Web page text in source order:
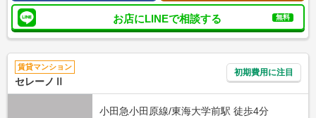
お店にLINEで相談する 無料
賃貸マンション
セレーノⅡ
初期費用に注目
小田急小田原線/東海大学前駅 徒歩4分